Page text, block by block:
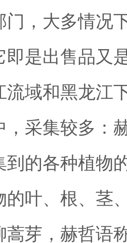
门，大多情况
即是出售品又
流域和黑龙江
，采集较多：
到的各种植物
的叶、根、茎
蒿芽，赫哲语